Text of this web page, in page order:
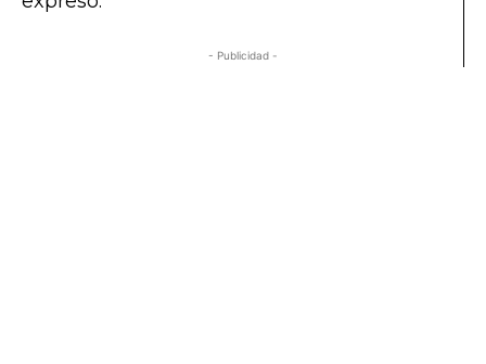
- Publicidad -